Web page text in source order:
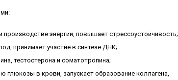
производстве энергии, повышает стрессоустойчивость;
принимает участие в синтезе ДНК;
тестостерона и соматотропина;
глюкозы в крови, запускает образование коллагена,